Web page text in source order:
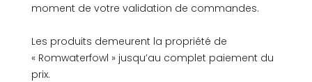
moment de votre validation de commandes.
Les produits demeurent la propriété de
« Romwaterfowl » jusqu’au complet paiement du
prix.